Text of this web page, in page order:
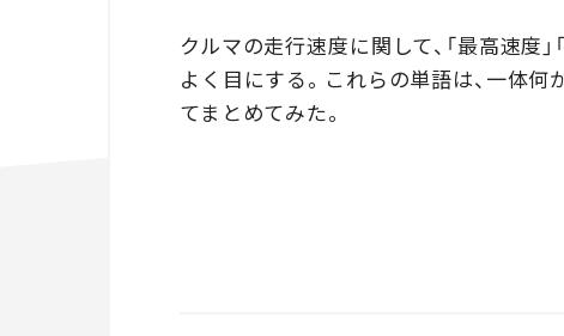
クルマの走行速度に関して、「最高速度」
よく目にする。これらの単語は、一体
てまとめてみた。